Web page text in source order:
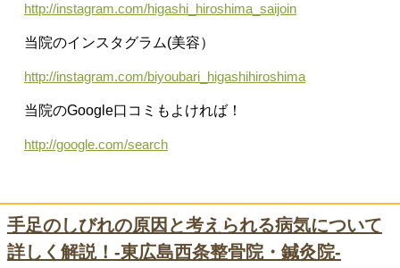
http://instagram.com/higashi_hiroshima_saijoin
当院のインスタグラム(美容）
http://instagram.com/biyoubari_higashihiroshima
当院のGoogle口コミもよければ！
http://google.com/search
手足のしびれの原因と考えられる病気について
詳しく解説！-東広島西条整骨院・鍼灸院-